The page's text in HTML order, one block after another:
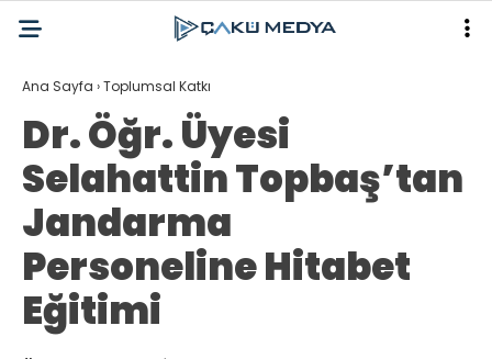
Ana Sayfa ›Toplumsal Katkı
Dr. Öğr. Üyesi
Selahattin Topbaş’tan
Jandarma
Personeline Hitabet
Eğitimi